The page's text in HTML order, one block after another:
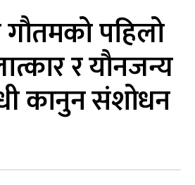
गौतमको पहिलो
र यौनजन्य
कानुन संशोधन